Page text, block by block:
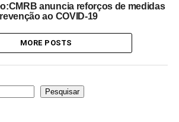
anuncia reforços de medidas
ao COVID-19
MORE POSTS
Pesquisar